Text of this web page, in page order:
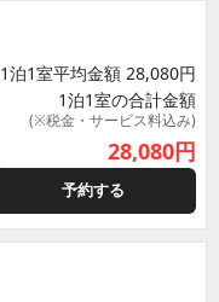
1泊1室平均金額 28,080円
1泊1室の合計金額
(※税金・サービス料込み)
28,080円
予約する